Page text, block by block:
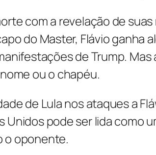
com a revelação de
do Master, Flávio ganha
de Trump. Mas
ou o chapéu.
de Lula nos ataques a
Unidos pode ser lida como
o oponente.